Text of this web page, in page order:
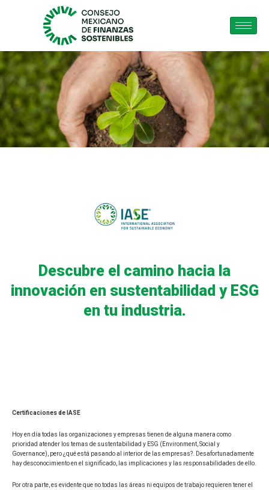
Descubre el camino hacia la
innovación en sustentabilidad y ESG
en tu industria.
Certificaciones de IASE
Hoy en día todas las organizaciones y empresas tienen de alguna manera como
prioridad atender los temas de sustentabilidad y ESG (Environment, Social y
Governance), pero ¿qué está pasando al interior de las empresas?. Desafortunadamente
hay desconocimiento en el significado, las implicaciones y las responsabilidades de ello.
Por otra parte, es evidente que no todas las áreas ni equipos de trabajo requieren tener el